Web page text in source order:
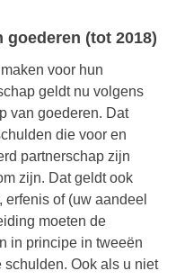
goederen (tot 2018)
voor hun
geldt nu volgens
van goederen. Dat
die voor en
partnerschap zijn
zijn. Dat geldt ook
of (uw aandeel
moeten de
in principe in tweeën
Ook als u niet